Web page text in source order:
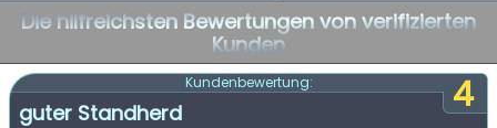
Die hilfreichsten Bewertungen von verifizierten
Kunden
4
Kundenbewertung:
guter Standherd